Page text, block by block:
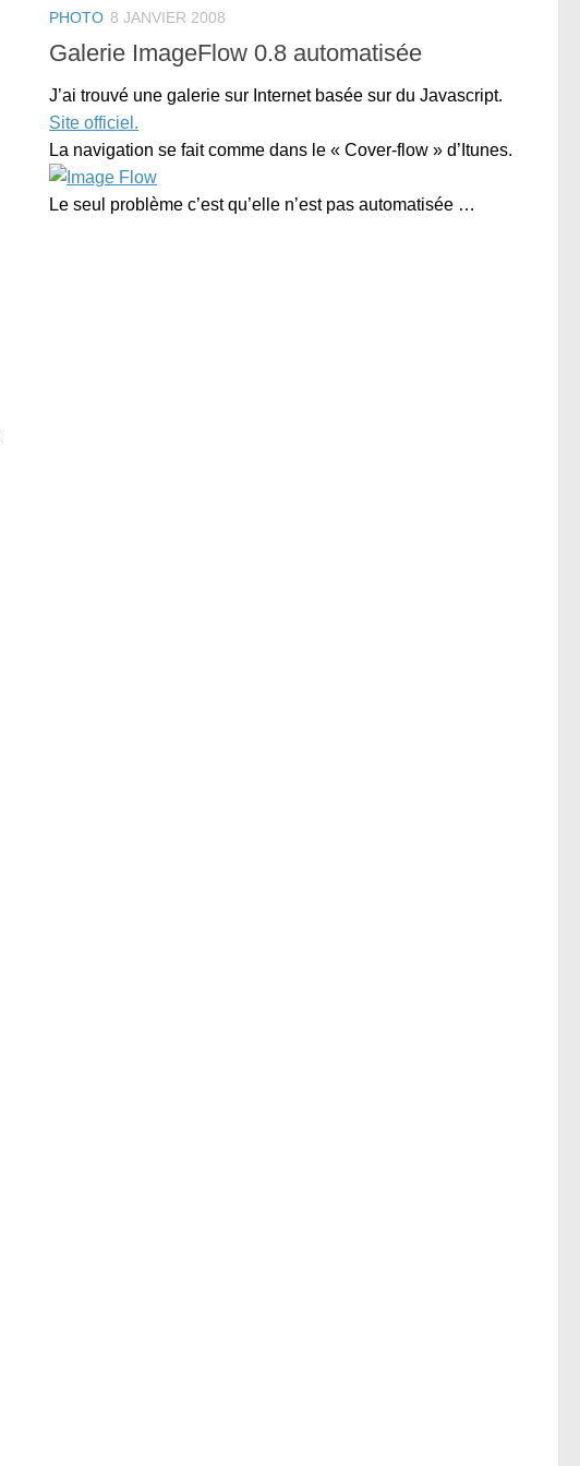
PHOTO 8 JANVIER 2008
Galerie ImageFlow 0.8 automatisée
J’ai trouvé une galerie sur Internet basée sur du Javascript.
Site officiel.
La navigation se fait comme dans le « Cover-flow » d’Itunes.
Le seul problème c’est qu’elle n’est pas automatisée …